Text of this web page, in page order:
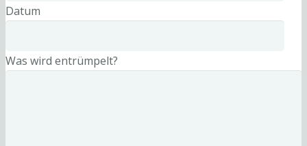
Datum
Was wird entrümpelt?